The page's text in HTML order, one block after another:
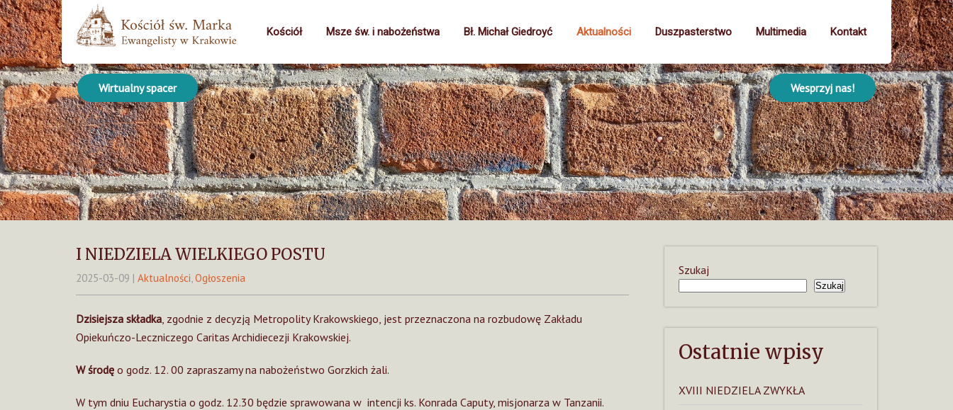
Wirtualny spacer Wesprzyj nas!
Kościół Msze św. i nabożeństwa Bł. Michał Giedroyć Aktualności Duszpasterstwo Multimedia Kontakt
I NIEDZIELA WIELKIEGO POSTU
2025-03-09 | Aktualności,Ogłoszenia
Dzisiejsza składka , zgodnie z decyzją Metropolity Krakowskiego, jest przeznaczona na rozbudowę Zakładu
Opiekuńczo-Leczniczego Caritas Archidiecezji Krakowskiej.
W środę o godz. 12. 00 zapraszamy na nabożeństwo Gorzkich żali.
W tym dniu Eucharystia o godz. 12.30 będzie sprawowana w intencji ks. Konrada Caputy, misjonarza w Tanzanii.
Szukaj
Szukaj
Ostatnie wpisy
XVIII NIEDZIELA ZWYKŁA